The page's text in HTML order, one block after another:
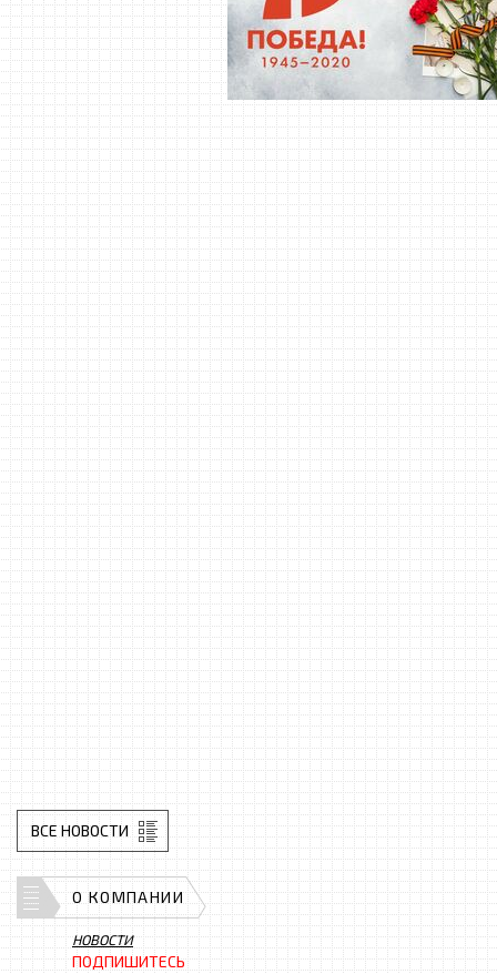
ВСЕ НОВОСТИ
О КОМПАНИИ
НОВОСТИ
ПОДПИШИТЕСЬ